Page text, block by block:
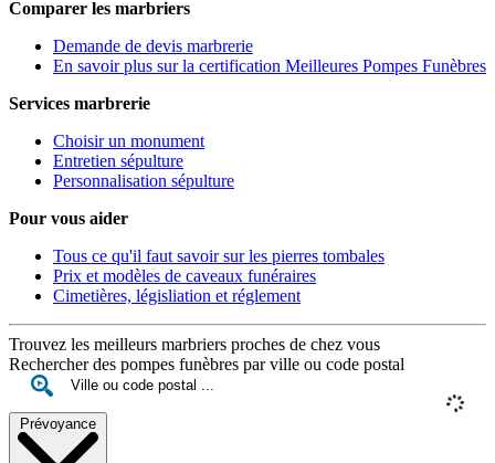
Comparer les marbriers
Demande de devis marbrerie
En savoir plus sur la certification Meilleures Pompes Funèbres
Services marbrerie
Choisir un monument
Entretien sépulture
Personnalisation sépulture
Pour vous aider
Tous ce qu'il faut savoir sur les pierres tombales
Prix et modèles de caveaux funéraires
Cimetières, législiation et réglement
Trouvez les meilleurs marbriers proches de chez vous
Rechercher des pompes funèbres par ville ou code postal
Prévoyance